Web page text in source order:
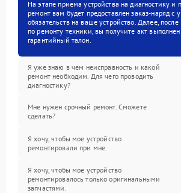
На этапе приема устройства на диагностику и
ремонт вам будет предоставлен заказ-наряд с
обязательств на ваше устройство. Далее,
по ремонту техники, вы получите акт
гарантийный талон.
Я уже знаю в чем неисправность и какой
ремонт необходим. Для чего проводить
диагностику?
Мне нужен срочный ремонт. Сможете
сделать?
Я хочу, чтобы мое устройство
ремонтировали при мне.
Я хочу, чтобы мое устройство
ремонтировалось только оригинальными
запчастями.